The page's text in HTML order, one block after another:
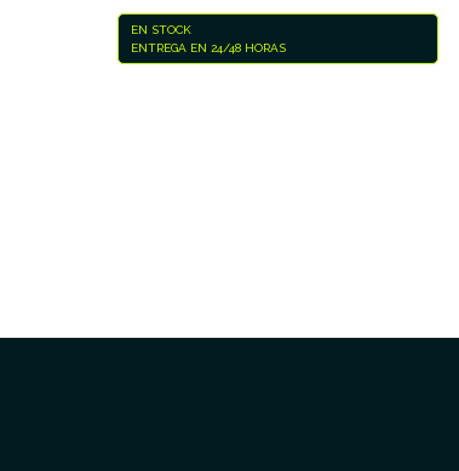
EN STOCK
ENTREGA EN 24/48 HORAS